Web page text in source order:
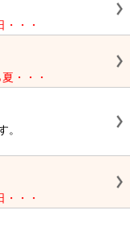
・・
・・・
。
・・